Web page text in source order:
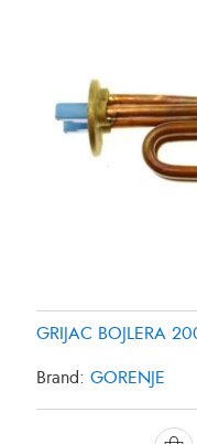
GRIJAC BOJLERA
Brand: GORENJE
GRIJAC FRIZIDERA
Brand: SAMSUNG
GRIJAC FRIZIDERA
Brand: SAMSUNG